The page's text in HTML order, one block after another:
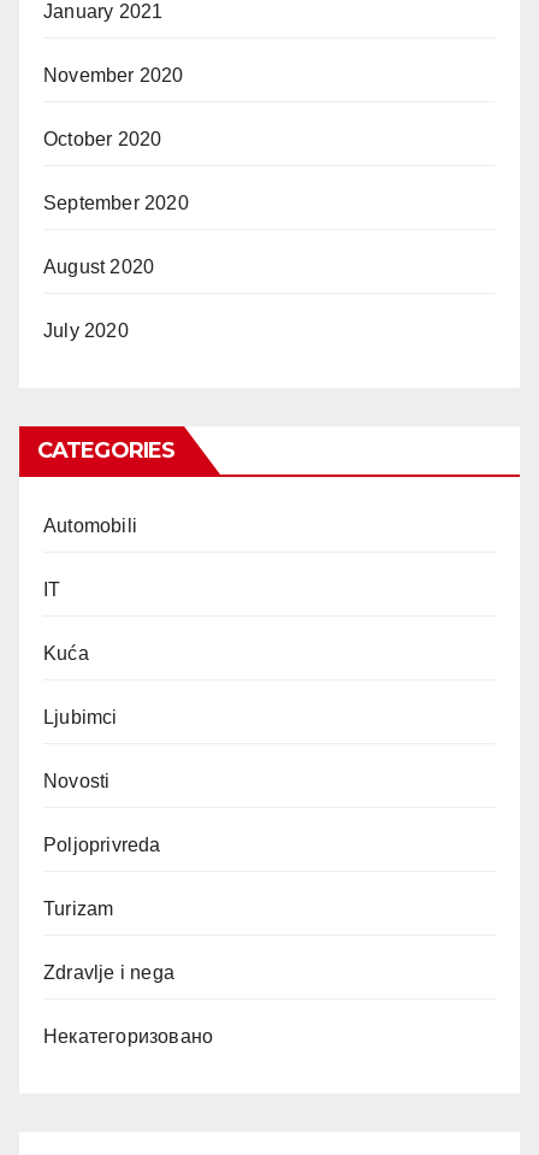
January 2021
November 2020
October 2020
September 2020
August 2020
July 2020
CATEGORIES
Automobili
IT
Kuća
Ljubimci
Novosti
Poljoprivreda
Turizam
Zdravlje i nega
Некатегоризовано